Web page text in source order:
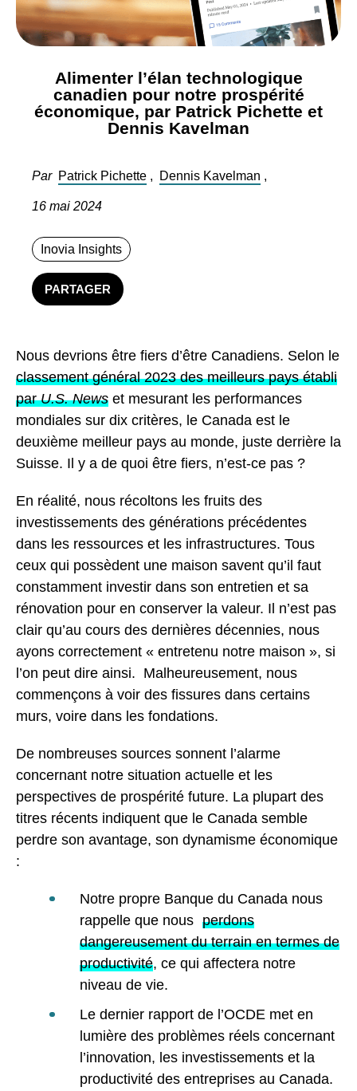
Alimenter l’élan technologique
canadien pour notre prospérité
économique, par Patrick Pichette et
Dennis Kavelman
Par Patrick Pichette , Dennis Kavelman ,
16 mai 2024
Inovia Insights
PARTAGER
Nous devrions être fiers d’être Canadiens. Selon le
classement général 2023 des meilleurs pays établi
parU.S. News et mesurant les performances
mondiales sur dix critères, le Canada est le
deuxième meilleur pays au monde, juste derrière la
Suisse. Il y a de quoi être fiers, n’est-ce pas ?
En réalité, nous récoltons les fruits des
investissements des générations précédentes
dans les ressources et les infrastructures. Tous
ceux qui possèdent une maison savent qu’il faut
constamment investir dans son entretien et sa
rénovation pour en conserver la valeur. Il n’est pas
clair qu’au cours des dernières décennies, nous
ayons correctement « entretenu notre maison », si
l’on peut dire ainsi. Malheureusement, nous
commençons à voir des fissures dans certains
murs, voire dans les fondations.
De nombreuses sources sonnent l’alarme
concernant notre situation actuelle et les
perspectives de prospérité future. La plupart des
titres récents indiquent que le Canada semble
perdre son avantage, son dynamisme économique
:
Notre propre Banque du Canada nous
rappelle que nous perdons
dangereusement du terrain en termes de
productivité, ce qui affectera notre
niveau de vie.
Le dernier rapport de l’OCDE met en
lumière des problèmes réels concernant
l’innovation, les investissements et la
productivité des entreprises au Canada.